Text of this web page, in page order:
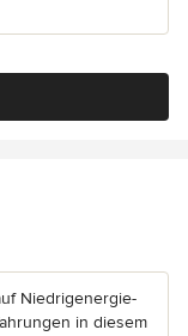
Niedrigenergie-
in diesem